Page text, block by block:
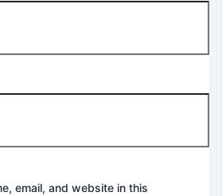
email, and website in this